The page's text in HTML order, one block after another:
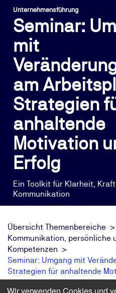
Unternehmensführung
Seminar:
mit
am
Strategien
anhaltende
Motivation
Erfolg
Ein Toolkit für Klarheit, Kraft
Kommunikation
Übersicht Themenbereiche
Kommunikation, persönliche
Kompetenzen
Seminar: Umgang mit
Strategien für anhaltende
Wir verwenden Cookies und